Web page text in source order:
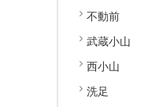
不動前
武蔵小山
西小山
洗足